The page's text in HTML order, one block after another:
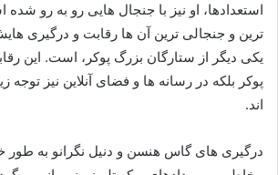
استعدادها، او نیز با جنجال‌ هایی رو به‌ رو
ترین و جنجالی‌ ترین آن‌ ها رقابت و درگیری‌ هایش
یکی دیگر از ستارگان بزرگ پوکر، است. این
پوکر بلکه در رسانه‌ ها و فضای آنلاین نیز توجه
اند.
درگیری‌ های گاس هنسن و دنیل نگرانو به طور